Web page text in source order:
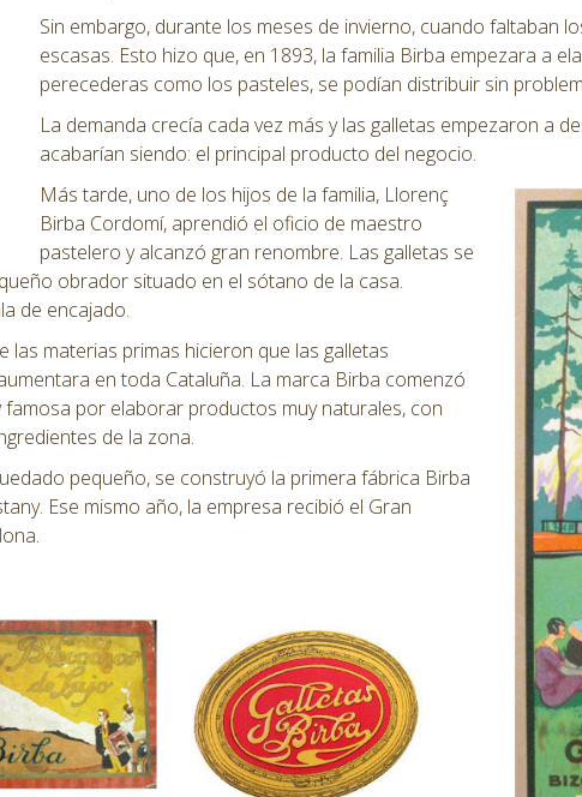
Sin embargo, durante los meses de invierno, cuando faltaban
escasas. Esto hizo que, en 1893, la familia Birba empezara a
perecederas como los pasteles, se podían distribuir sin
La demanda crecía cada vez más y las galletas empezaron a
acabarían siendo: el principal producto del negocio.
Más tarde, uno de los hijos de la familia, Llorenç
Birba Cordomí, aprendió el oficio de maestro
pastelero y alcanzó gran renombre. Las galletas se
obrador situado en el sótano de la casa.
de encajado.
las materias primas hicieron que las galletas
en toda Cataluña. La marca Birba comenzó
por elaborar productos muy naturales, con
de la zona.
pequeño, se construyó la primera fábrica Birba
Ese mismo año, la empresa recibió el Gran